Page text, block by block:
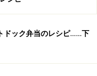
ドック弁当のレシピ……下